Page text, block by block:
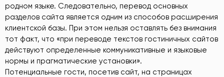
родном языке. Следовательно, перевод основных
разделов сайта является одним из способов расширения
клиентской базы. При этом нельзя оставлять без внимания
тот факт, что «при переводе текстов гостиничных сайтов
действуют определенные коммуникативные и языковые
нормы и прагматические установки».
Потенциальные гости, посетив сайт, на страницах